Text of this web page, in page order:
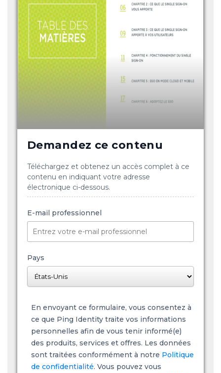
Demandez ce contenu
Téléchargez et obtenez un accès complet à ce
contenu en indiquant votre adresse
électronique ci-dessous.
E-mail professionnel
Pays
En envoyant ce formulaire, vous consentez à
ce que Ping Identity traite vos informations
personnelles afin de vous tenir informé(e)
des produits, services et offres. Les données
sont traitées conformément à notre Politique
de confidentialité. Vous pouvez vous